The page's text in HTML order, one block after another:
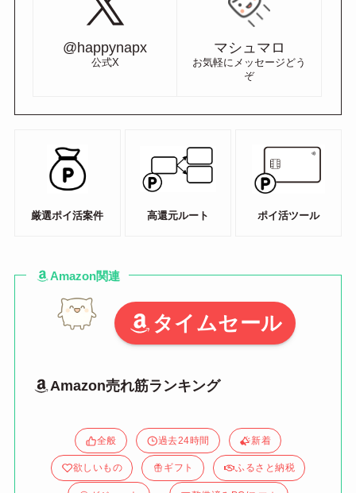
@happynapx
公式X
マシュマロ
お気軽にメッセージどう
ぞ
厳選ポイ活案件 高還元ルート ポイ活ツール
Amazon関連
タイムセール
Amazon売れ筋ランキング
全般 過去24時間 新着
欲しいもの ギフト ふるさと納税